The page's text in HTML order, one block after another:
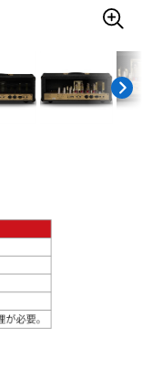
レコーディング機器
ヴィンテージ